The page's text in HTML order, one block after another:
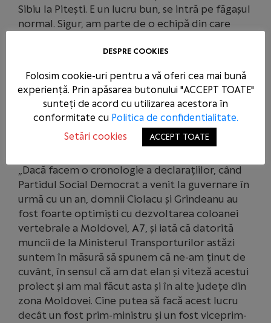
Sibiu la Pitești. E un lucru bun, se intră pe făgașul
normal. Sigur, am parte de o echipă din care
de stat, urmărește foarte bine interesele zonei,
Transporturilor şi Infrastructurii.
Dragoş Benea, a amintit că bazele autostrăzii A7
au fost puse în urmă cu cinci ani, de guvernarea
social-democrată.
„Dacă facem o cronologie a declarațiilor, când
Partidul Social Democrat a venit la guvernare în
urmă cu un an, domnii Ciolacu și Grindeanu au
fost foarte optimiști cu dezvoltarea coloanei
vertebrale a Moldovei, A7, și iată că datorită
muncii de la Ministerul Transporturilor astăzi
suntem în măsură să spunem că ne-am ținut de
cuvânt, în sensul că am dat elan și viteză acestui
proiect și am mai făcut asta și în alte județe din
zona Moldovei. Cine putea să facă acest lucru
decât un fost prim-ministru și un fost viceprim-
DESPRE COOKIES
Folosim cookie-uri pentru a vă oferi cea mai bună
experiență. Prin apăsarea butonului "ACCEPT TOATE"
sunteți de acord cu utilizarea acestora în
conformitate cu Politica de confidentialitate.
Setări cookies
ACCEPT TOATE